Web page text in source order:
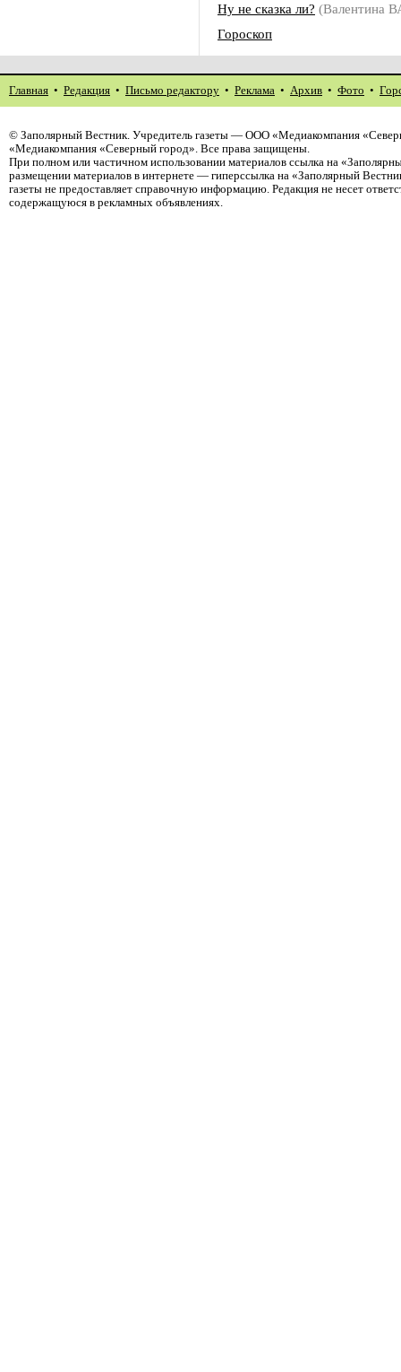
Ну не сказка ли? (Валентина
Гороскоп
Главная • Редакция • Письмо редактору • Реклама • Архив • Фото •
© Заполярный Вестник. Учредитель газеты — ООО «Медиакомпания
«Медиакомпания «Северный город». Все права защищены.
При полном или частичном использовании материалов ссылка на
размещении материалов в интернете — гиперссылка на «Заполярный
газеты не предоставляет справочную информацию. Редакция не несет
содержащуюся в рекламных объявлениях.